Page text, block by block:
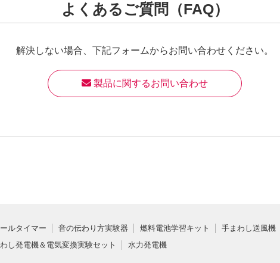
よくあるご質問（FAQ）
解決しない場合、 下記フォームからお問い合わせください。
製品に関するお問い合わせ
ルタイマー 音の伝わり方実験器 燃料電池学習キット 手まわし送風機
し発電機＆電気変換実験セット
水力発電機